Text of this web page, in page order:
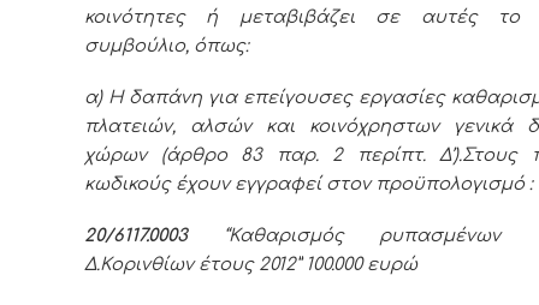
κοινότητες ή μεταβιβάζει σε αυτές το
συμβούλιο, όπως:
α) Η δαπάνη για επείγουσες εργασίες
πλατειών, αλσών και κοινόχρηστων γενικά
χώρων (άρθρο 83 παρ. 2 περίπτ. Δ’).Στους
κωδικούς έχουν εγγραφεί στον προϋπολογισμό :
20/6117.0003“Καθαρισμός ρυπασμένων
Δ.Κορινθίων έτους 2012” 100.000 ευρώ